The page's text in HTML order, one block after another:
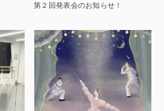
第２回発表会のお知らせ！